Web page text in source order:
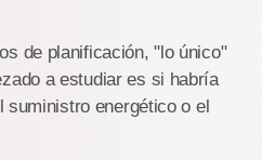
de planificación, "lo único"
a estudiar es si habría
suministro energético o el